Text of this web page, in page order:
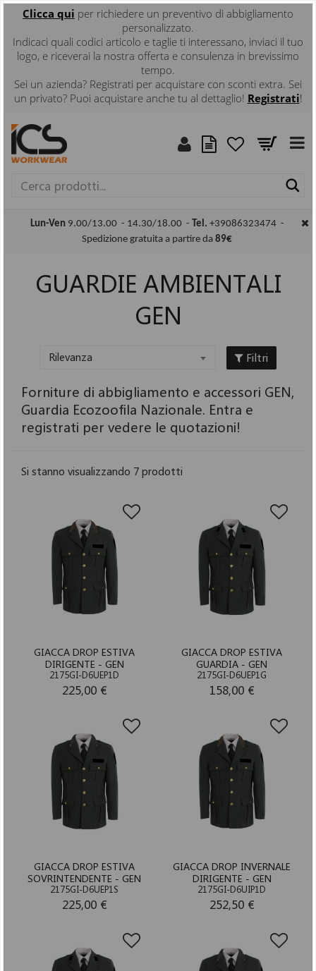
Clicca qui per richiedere un preventivo di abbigliamento
personalizzato.
Indicaci quali codici articolo e taglie ti interessano, inviaci il tuo
logo, e riceverai la nostra offerta e consulenza in brevissimo
tempo.
Sei un azienda? Registrati per acquistare con sconti extra. Sei
un privato? Puoi acquistare anche tu al dettaglio! Registrati!
Lun-Ven 9.00/13.00 - 14.30/18.00 - Tel. +39086323474 -
Spedizione gratuita a partire da 89€
GUARDIE AMBIENTALI
GEN
Rilevanza Filtri
Forniture di abbigliamento e accessori GEN,
Guardia Ecozoofila Nazionale. Entra e
registrati per vedere le quotazioni!
Si stanno visualizzando 7 prodotti
GIACCA DROP ESTIVA
DIRIGENTE - GEN
2175GI-D6UEP1D
225,00 €
GIACCA DROP ESTIVA
GUARDIA - GEN
2175GI-D6UEP1G
158,00 €
GIACCA DROP ESTIVA
SOVRINTENDENTE - GEN
2175GI-D6UEP1S
225,00 €
GIACCA DROP INVERNALE
DIRIGENTE - GEN
2175GI-D6UIP1D
252,50 €